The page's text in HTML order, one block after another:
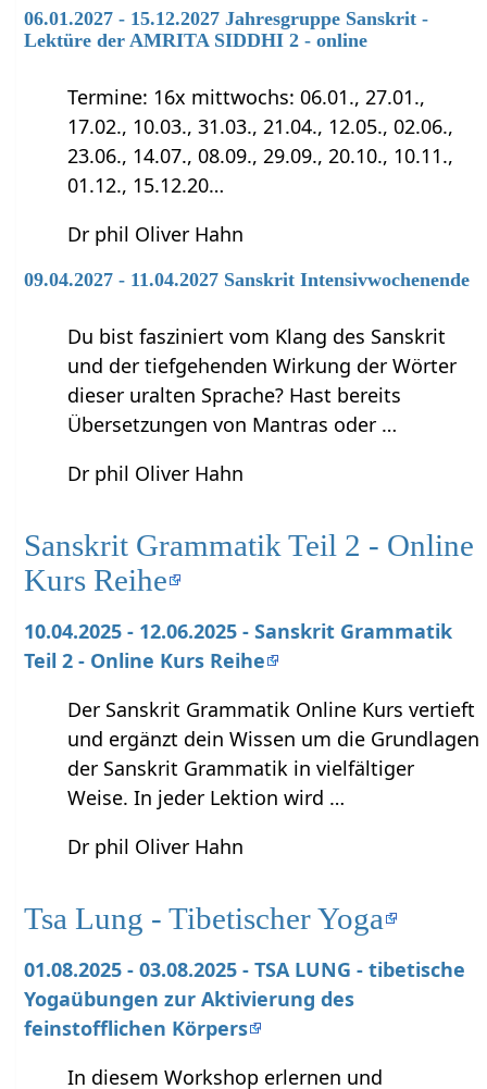
06.01.2027 - 15.12.2027 Jahresgruppe Sanskrit -
Lektüre der AMRITA SIDDHI 2 - online
Termine: 16x mittwochs: 06.01., 27.01.,
17.02., 10.03., 31.03., 21.04., 12.05., 02.06.,
23.06., 14.07., 08.09., 29.09., 20.10., 10.11.,
01.12., 15.12.20…
Dr phil Oliver Hahn
09.04.2027 - 11.04.2027 Sanskrit Intensivwochenende
Du bist fasziniert vom Klang des Sanskrit
und der tiefgehenden Wirkung der Wörter
dieser uralten Sprache? Hast bereits
Übersetzungen von Mantras oder …
Dr phil Oliver Hahn
Sanskrit Grammatik Teil 2 - Online
Kurs Reihe
10.04.2025 - 12.06.2025 - Sanskrit Grammatik
Teil 2 - Online Kurs Reihe
Der Sanskrit Grammatik Online Kurs vertieft
und ergänzt dein Wissen um die Grundlagen
der Sanskrit Grammatik in vielfältiger
Weise. In jeder Lektion wird …
Dr phil Oliver Hahn
Tsa Lung - Tibetischer Yoga
01.08.2025 - 03.08.2025 - TSA LUNG - tibetische
Yogaübungen zur Aktivierung des
feinstofflichen Körpers
In diesem Workshop erlernen und